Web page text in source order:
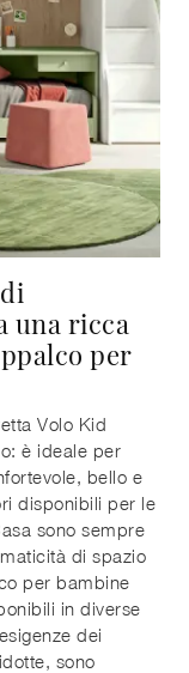
una ricca
per
Volo Kid
è ideale per
bello e
disponibili per le
sono sempre
di spazio
per bambine
in diverse
dei
sono